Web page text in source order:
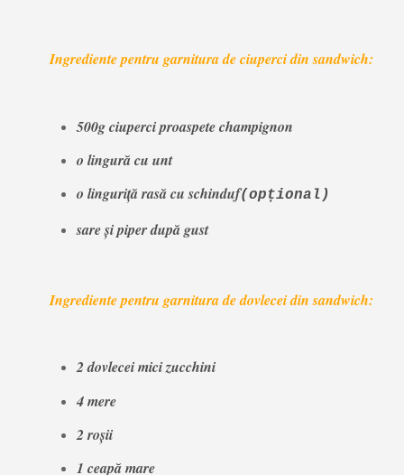
Ingrediente pentru garnitura de ciuperci din sandwich:
500g ciuperci proaspete champignon
o lingură cu unt
o linguriță rasă cu schinduf(opțional)
sare și piper după gust
Ingrediente pentru garnitura de dovlecei din sandwich:
2 dovlecei mici zucchini
4 mere
2 roșii
1 ceapă mare